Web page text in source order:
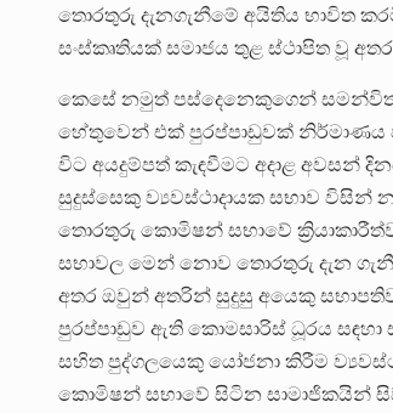
තොරතුරු දැනගැනීමේ අයිතිය භාවිත
සංස්කෘතියක් සමාජය තුළ ස්ථාපිත වූ
කෙසේ නමුත් පස්දෙනෙකුගෙන් සමන්විත
හේතුවෙන් එක් පුරප්පාඩුවක් නිර්මාණය
විට අයදුම්පත් කැඳවීමට අදාළ අවසන්
සුදුස්සෙකු ව්‍යවස්ථාදායක සභාව
තොරතුරු කොමිෂන් සභාවේ
සභාවල මෙන් නොව තොරතුරු දැන
අතර ඔවුන් අතරින් සුදුසු අයෙකු
පුරප්පාඩුව ඇති කොමසාරිස් ධූරය සඳහා
සහිත පුද්ගලයෙකු යෝජනා කිරීම
කොමිෂන් සභාවේ සිටින සාමාජිකයින්